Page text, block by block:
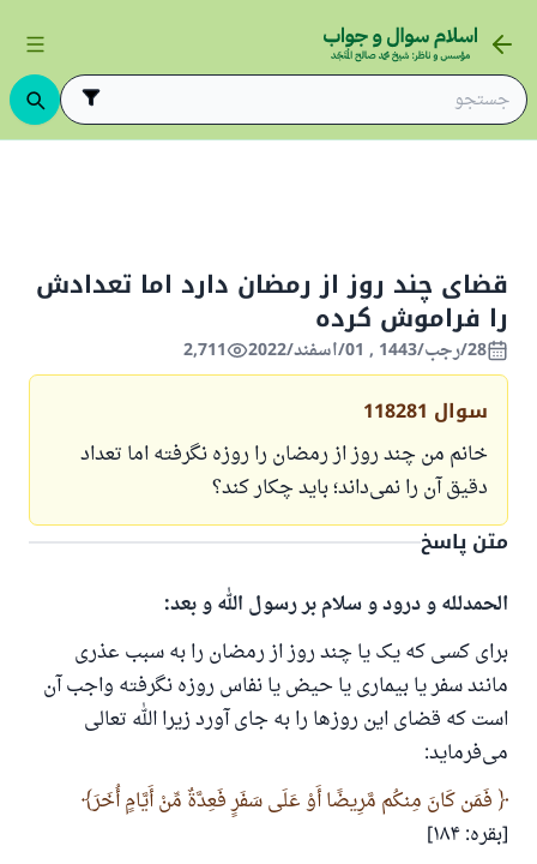
قضای چند روز از رمضان دارد اما تعدادش
را فراموش کرده
28/رجب/1443 , 01/اسفند/2022 2,711
سوال 118281
خانم من چند روز از رمضان را روزه نگرفته اما تعداد
دقیق آن را نمی‌داند؛ باید چکار کند؟
متن پاسخ
الحمدلله و درود و سلام بر رسول الله و بعد:
برای کسی که یک یا چند روز از رمضان را به سبب عذری
مانند سفر یا بیماری یا حیض یا نفاس روزه نگرفته واجب آن
است که قضای این روزها را به جای آورد زیرا الله تعالی
می‌فرماید:
فَمَن كَانَ مِنكُم مَّرِيضًا أَوْ عَلَى سَفَرٍ فَعِدَّةٌ مِّنْ أَيَّامٍ أُخَرَ
[بقره: ۱۸۴]